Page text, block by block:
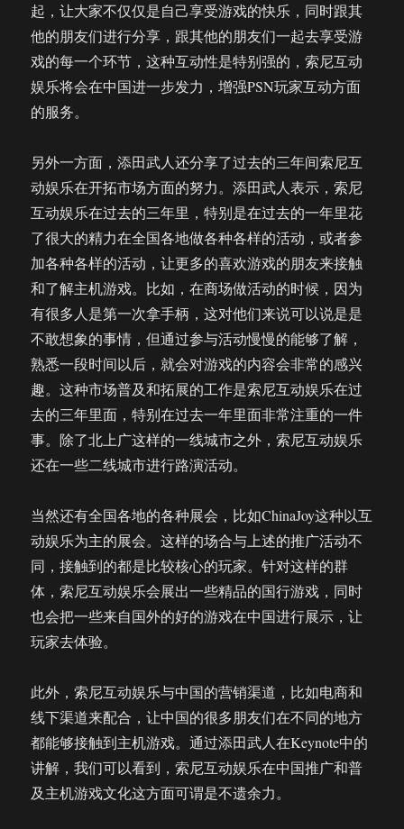
起，让大家不仅仅是自己享受游戏的快乐，同时跟其
他的朋友们进行分享，跟其他的朋友们一起去享受游
戏的每一个环节，这种互动性是特别强的，索尼互动
娱乐将会在中国进一步发力，增强PSN玩家互动方面
的服务。
另外一方面，添田武人还分享了过去的三年间索尼互
动娱乐在开拓市场方面的努力。添田武人表示，索尼
互动娱乐在过去的三年里，特别是在过去的一年里花
了很大的精力在全国各地做各种各样的活动，或者参
加各种各样的活动，让更多的喜欢游戏的朋友来接触
和了解主机游戏。比如，在商场做活动的时候，因为
有很多人是第一次拿手柄，这对他们来说可以说是是
不敢想象的事情，但通过参与活动慢慢的能够了解，
熟悉一段时间以后，就会对游戏的内容会非常的感兴
趣。这种市场普及和拓展的工作是索尼互动娱乐在过
去的三年里面，特别在过去一年里面非常注重的一件
事。除了北上广这样的一线城市之外，索尼互动娱乐
还在一些二线城市进行路演活动。
当然还有全国各地的各种展会，比如ChinaJoy这种以互
动娱乐为主的展会。这样的场合与上述的推广活动不
同，接触到的都是比较核心的玩家。针对这样的群
体，索尼互动娱乐会展出一些精品的国行游戏，同时
也会把一些来自国外的好的游戏在中国进行展示，让
玩家去体验。
此外，索尼互动娱乐与中国的营销渠道，比如电商和
线下渠道来配合，让中国的很多朋友们在不同的地方
都能够接触到主机游戏。通过添田武人在Keynote中的
讲解，我们可以看到，索尼互动娱乐在中国推广和普
及主机游戏文化这方面可谓是不遗余力。